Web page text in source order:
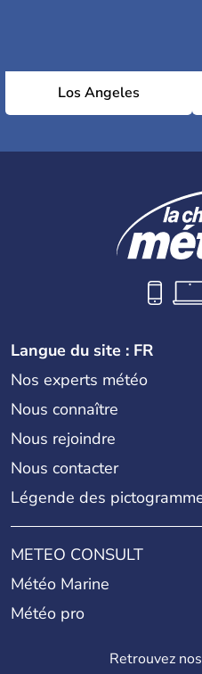
Los Angeles
Langue du site : FR
Nos experts météo
Nous connaître
Nous rejoindre
Nous contacter
Légende des
METEO CONSULT
Météo Marine
Météo pro
Retrouvez